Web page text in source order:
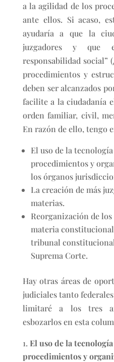
a la agilidad de los
ante ellos. Si acaso,
ayudaría a que la
juzgadores y que
responsabilidad social”
procedimientos y
deben ser alcanzados
facilite a la ciudadanía
orden familiar, civil,
En razón de ello, tengo
El uso de la
procedimientos y
los órganos
La creación de más
materias.
Reorganización de
materia
tribunal
Suprema Corte.
Hay otras áreas de
judiciales tanto
limitaré a los tres
esbozarlos en esta
El uso de la
procedimientos y